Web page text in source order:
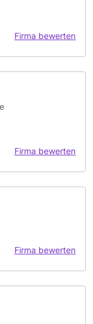
Firma bewerten
Firma bewerten
Firma bewerten